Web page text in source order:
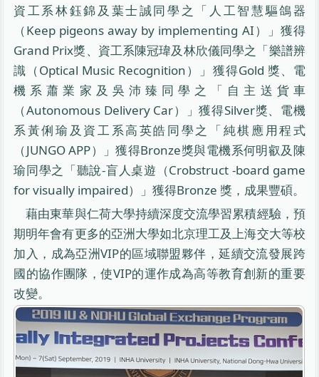
資工系林鈺錦及葉士誠同學之「人工智慧驅鴿器
（Keep pigeons away by implementing AI）」獲得
Grand Prix獎、資工系陳冠瑋及林欣儀同學之「樂譜辨
識（Optical Music Recognition）」獲得Gold 獎、電
機系蕭業家及吳沛臻同學之「自主送貨車
（Autonomous Delivery Car）」獲得Silver獎、電機
系黃俐瑜及資工系高英皓同學之「純棋應用程式
（JUNGO APP）」獲得Bronze獎與電機系何明叡及陳
瑜同學之「聽說-盲人桌遊（Crobstruct -board game
for visually impaired）」獲得Bronze 獎，成果豐碩。
藉由東華與仁荷大學持續深度交流學習累積經驗，預
期明年會有更多的亞洲大學如北京理工及上海交大等校
加入，成為亞洲VIP的區域聯盟夥伴，延續交流發展跨
國的協作團隊，使VIP的運作成為高等教育創新的重要
改變。